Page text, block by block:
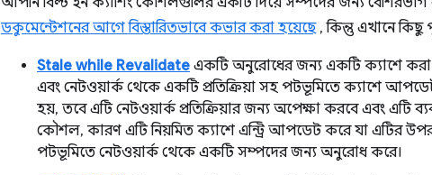
ডকুমেন্টেশনের আগে বিস্তারিতভাবে কভার করা হয়েছে, কিন্তু এখানে কিছু
Stale while Revalidate একটি অনুরোধের জন্য একটি ক্যাশে করা
এবং নেটওয়ার্ক থেকে একটি প্রতিক্রিয়া সহ পটভূমিতে ক্যাশে
হয়, তবে এটি নেটওয়ার্ক প্রতিক্রিয়ার জন্য অপেক্ষা করবে এবং এটি
কৌশল, কারণ এটি নিয়মিত ক্যাশে এন্ট্রি আপডেট করে যা এটির উপর
পটভূমিতে নেটওয়ার্ক থেকে একটি সম্পদের জন্য অনুরোধ করে।